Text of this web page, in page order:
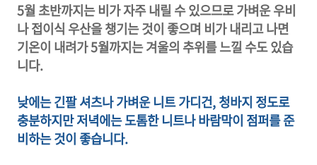
5월 초반까지는 비가 자주 내릴 수 있으므로 가벼운 우비
나 접이식 우산을 챙기는 것이 좋으며 비가 내리고 나면
기온이 내려가 5월까지는 겨울의 추위를 느낄 수도 있습
니다.
낮에는 긴팔 셔츠나 가벼운 니트 가디건, 청바지 정도로
충분하지만 저녁에는 도톰한 니트나 바람막이 점퍼를 준
비하는 것이 좋습니다.